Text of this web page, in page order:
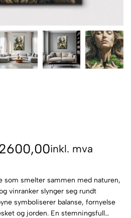
inkl. mva
som smelter sammen med naturen,
vinranker slynger seg rundt
symboliserer balanse, fornyelse
og jorden. En stemningsfull